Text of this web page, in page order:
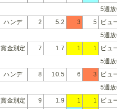
5週
ハンデ 2 5.2 3 5 ビュ
5週
賞金別定 7 1.7 1 1 ビュ
5週
ハンデ 8 10.5 6 3 ビュ
5週
賞金別定 9 1.9 1 1 ビュ